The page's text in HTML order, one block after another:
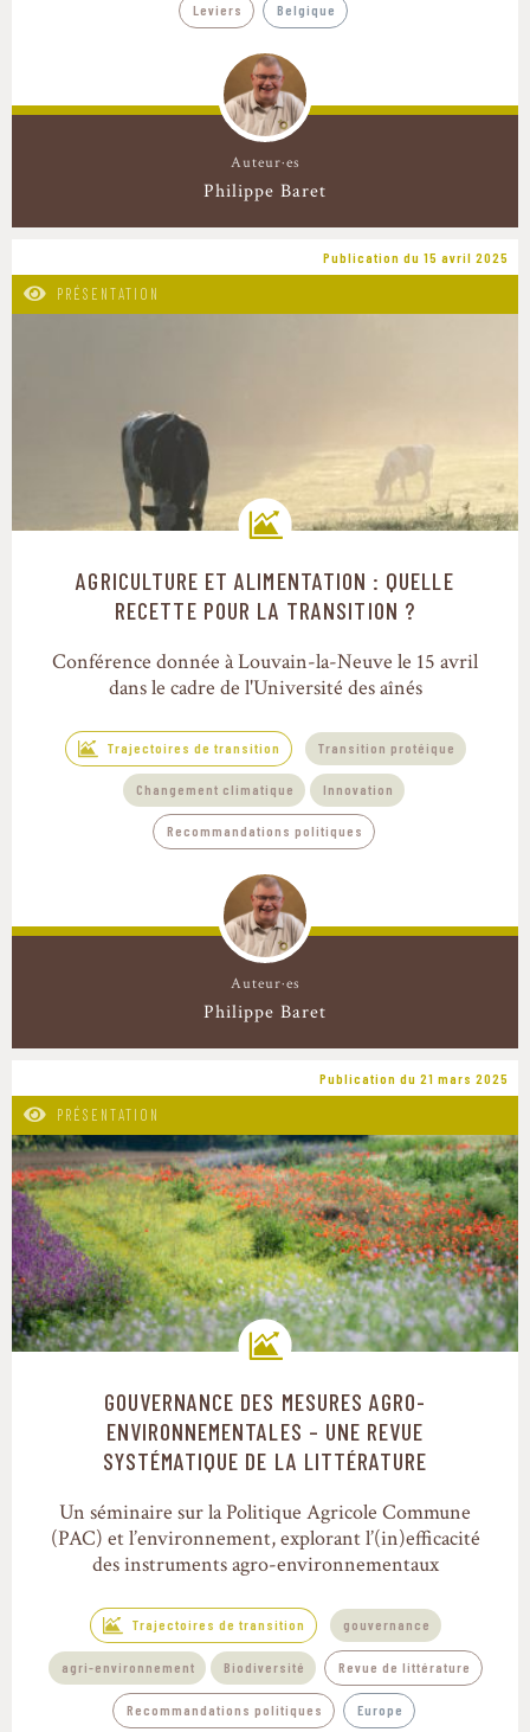
Leviers Belgique
Auteur·es
Philippe Baret
Publication du 15 avril 2025
PRÉSENTATION
Trajectoires de transition
AGRICULTURE ET ALIMENTATION : QUELLE
RECETTE POUR LA TRANSITION ?
Conférence donnée à Louvain-la-Neuve le 15 avril
dans le cadre de l'Université des aînés
Trajectoires de transition Transition protéique
Changement climatique Innovation
Recommandations politiques
Auteur·es
Philippe Baret
Publication du 21 mars 2025
PRÉSENTATION
Trajectoires de transition
GOUVERNANCE DES MESURES AGRO-
ENVIRONNEMENTALES – UNE REVUE
SYSTÉMATIQUE DE LA LITTÉRATURE
Un séminaire sur la Politique Agricole Commune
(PAC) et l’environnement, explorant l’(in)efficacité
des instruments agro-environnementaux
Trajectoires de transition gouvernance
agri-environnement Biodiversité Revue de littérature
Recommandations politiques Europe